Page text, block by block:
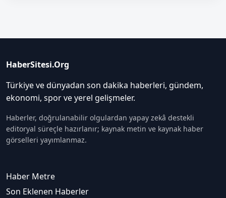
HaberSitesi.Org
Türkiye ve dünyadan son dakika haberleri, gündem,
ekonomi, spor ve yerel gelişmeler.
Haberler, doğrulanabilir olgulardan yapay zekâ destekli
editoryal süreçle hazırlanır; kaynak metin ve kaynak haber
görselleri yayımlanmaz.
Haber Metre
Son Eklenen Haberler